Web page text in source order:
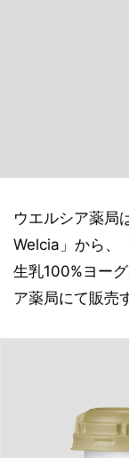
ウエルシア薬局
Welcia」から、
生乳100%ヨー
ア薬局にて販売